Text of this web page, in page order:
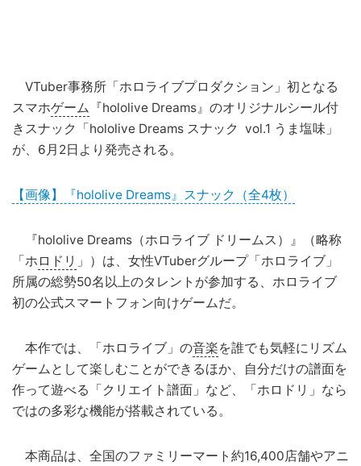
VTuber事務所「ホロライブプロダクション」初となる
スマホゲーム 『hololive Dreams』のオリジナルシール付
きスナック「hololive Dreams スナック vol.1 うま塩味」
が、6月2日より発売される。
【画像】『hololive Dreams』スナック（全4枚）
『hololive Dreams（ホロライブ ドリームス）』（略称
「ホ ロドリ 」）は、女性VTuberグループ「ホロライブ」
所属の総勢50名以上のタレントが参加する、ホロライブ
初の公式スマートフォン向けゲームだ。
本作では、「ホロライブ」の音楽を誰でも気軽にリズム
ゲームとして楽しむことができるほか、自分だけの譜面を
作って遊べる「クリエイト譜面」など、「ホロドリ」なら
ではの多彩な機能が搭載されている。
本商品は、全国のファミリーマート約16,400店舗やアニ